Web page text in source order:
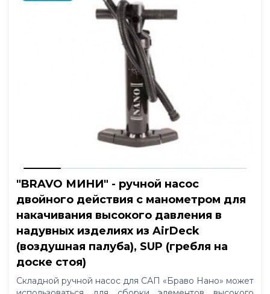
"BRAVO МИНИ" - ручной насос
двойного действия с манометром для
накачивания высокого давления в
надувных изделиях из AirDeck
(воздушная палуба), SUP (гребля на
доске стоя)
Складной ручной насос для САП «Браво Нано» может